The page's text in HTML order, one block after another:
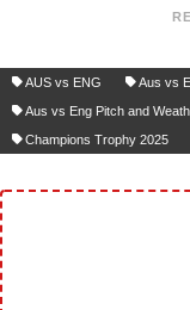
AUS vs ENG
Aus vs
Aus vs Eng Pitch and
Champions Trophy 2025